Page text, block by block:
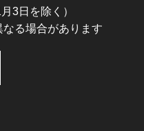
3日を除く）
る場合があります